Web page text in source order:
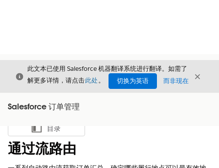
关闭
此文本已使用 Salesforce 机器翻译系统进行翻译。如需了
解更多详情，请点击此处。 切换为英语 而非现在 关闭
Salesforce 订单管理
显示目录
目录
通过流路由